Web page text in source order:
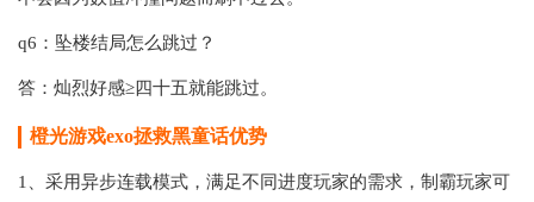
q6：坠楼结局怎么跳过？
答：灿烈好感≥四十五就能跳过。
橙光游戏exo拯救黑童话优势
1、采用异步连载模式，满足不同进度玩家的需求，制霸玩家可